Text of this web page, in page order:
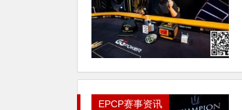
EPCP赛事资讯